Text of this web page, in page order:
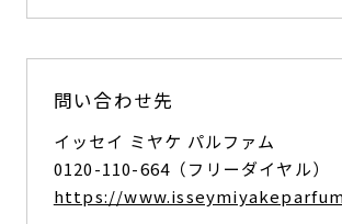
問い合わせ先
イッセイ ミヤケ パルファム
0120-110-664（フリーダイヤル）
https://